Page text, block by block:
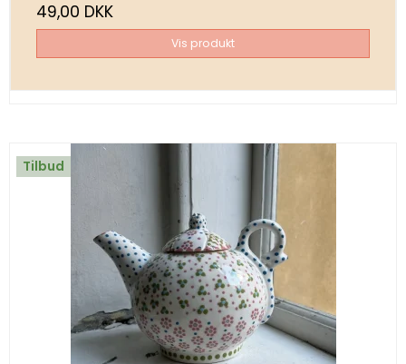
49,00 DKK
Vis produkt
Tilbud